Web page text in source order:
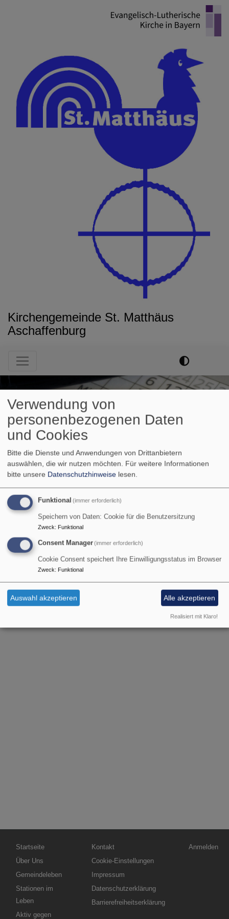
Kirchengemeinde St. Matthäus
Aschaffenburg
Hauptnavigation
Startseite Veranstaltungen
Veranstaltungen
Der Matthäusverein lädt ein:
Hauptnavigation
Startseite
Über Uns
Gemeindeleben
Stationen im
Leben
Aktiv gegen
Fußbereichsmenü
Kontakt
Cookie-Einstellungen
Impressum
Datenschutzerklärung
Barrierefreiheitserklärung
Anmelden
Verwendung von
personenbezogenen Daten
und Cookies
Bitte die Dienste und Anwendungen von Drittanbietern
auswählen, die wir nutzen möchten. Für weitere Informationen
bitte unsere Datenschutzhinweise lesen.
Funktional (immer erforderlich)
Speichern von Daten: Cookie für die Benutzersitzung
Zweck: Funktional
Consent Manager(immer erforderlich)
Cookie Consent speichert Ihre Einwilligungsstatus im Browser
Zweck: Funktional
Auswahl akzeptieren Alle akzeptieren
Realisiert mit Klaro!